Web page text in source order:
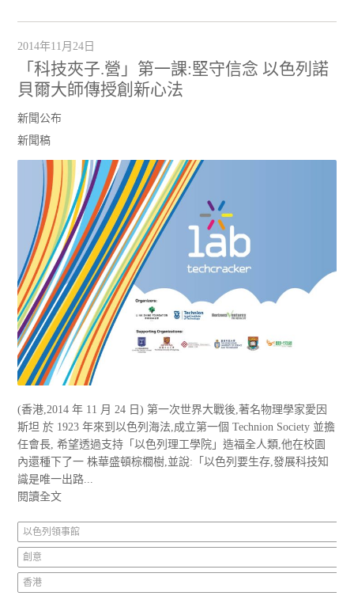
2014年11月24日
「科技夾子.營」第一課:堅守信念 以色列諾
貝爾大師傳授創新心法
新聞公布
新聞稿
(香港,2014 年 11 月 24 日) 第一次世界大戰後,著名物理學家愛因
斯坦 於 1923 年來到以色列海法,成立第一個 Technion Society 並擔
任會長, 希望透過支持「以色列理工學院」造福全人類,他在校園
內還種下了一 株華盛頓棕櫚樹,並說:「以色列要生存,發展科技知
識是唯一出路...
閱讀全文
以色列領事館
創意
香港